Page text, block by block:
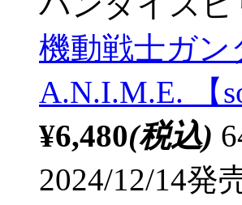
機動戦士ガン
A.N.I.M.E. 【
¥6,480(税込)
2024/12/14発